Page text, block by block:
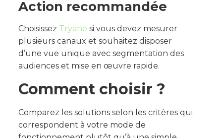
Action recommandée
Choisissez Tryane si vous devez mesurer
plusieurs canaux et souhaitez disposer
d’une vue unique avec segmentation des
audiences et mise en œuvre rapide.
Comment choisir ?
Comparez les solutions selon les critères qui
correspondent à votre mode de